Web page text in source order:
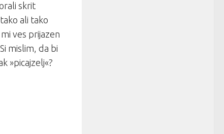
skrit
ali tako
ves prijazen
mislim, da bi
»picajzelj«?